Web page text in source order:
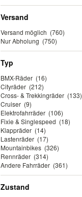
Versand
Versand möglich (760)
Nur Abholung (750)
Typ
BMX-Räder (16)
Cityräder (212)
Cross- & Trekkingräder (133)
Cruiser (9)
Elektrofahrräder (106)
Fixie & Singlespeed (18)
Klappräder (14)
Lastenräder (17)
Mountainbikes (326)
Rennräder (314)
Andere Fahrräder (361)
Zustand